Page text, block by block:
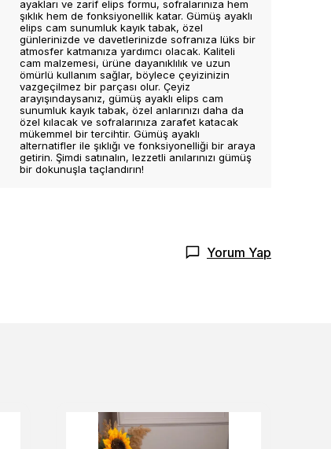
ayakları ve zarif elips formu, sofralarınıza hem
şıklık hem de fonksiyonellik katar. Gümüş ayaklı
elips cam sunumluk kayık tabak, özel
günlerinizde ve davetlerinizde sofranıza lüks bir
atmosfer katmanıza yardımcı olacak. Kaliteli
cam malzemesi, ürüne dayanıklılık ve uzun
ömürlü kullanım sağlar, böylece çeyizinizin
vazgeçilmez bir parçası olur. Çeyiz
arayışındaysanız, gümüş ayaklı elips cam
sunumluk kayık tabak, özel anlarınızı daha da
özel kılacak ve sofralarınıza zarafet katacak
mükemmel bir tercihtir. Gümüş ayaklı
alternatifler ile şıklığı ve fonksiyonelliği bir araya
getirin. Şimdi satınalın, lezzetli anılarınızı gümüş
bir dokunuşla taçlandırın!
Yorum Yap